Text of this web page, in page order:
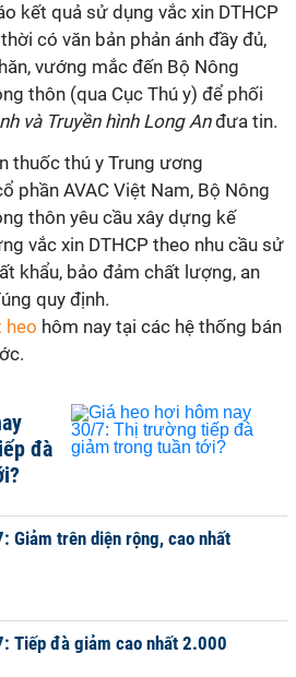
kết quả sử dụng vắc xin DTHCP
có văn bản phản ánh đầy đủ,
vướng mắc đến Bộ Nông
thôn (qua Cục Thú y) để phối
và Truyền hình Long Anđưa tin.
thuốc thú y Trung ương
phần AVAC Việt Nam, Bộ Nông
thôn yêu cầu xây dựng kế
vắc xin DTHCP theo nhu cầu sử
khẩu, bảo đảm chất lượng, an
quy định.
heo hôm nay tại các hệ thống bán
đà
Giảm trên diện rộng, cao nhất
Tiếp đà giảm cao nhất 2.000